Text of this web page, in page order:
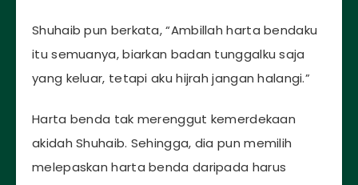
Shuhaib pun berkata, “Ambillah harta bendaku
itu semuanya, biarkan badan tunggalku saja
yang keluar, tetapi aku hijrah jangan halangi.”
Harta benda tak merenggut kemerdekaan
akidah Shuhaib. Sehingga, dia pun memilih
melepaskan harta benda daripada harus